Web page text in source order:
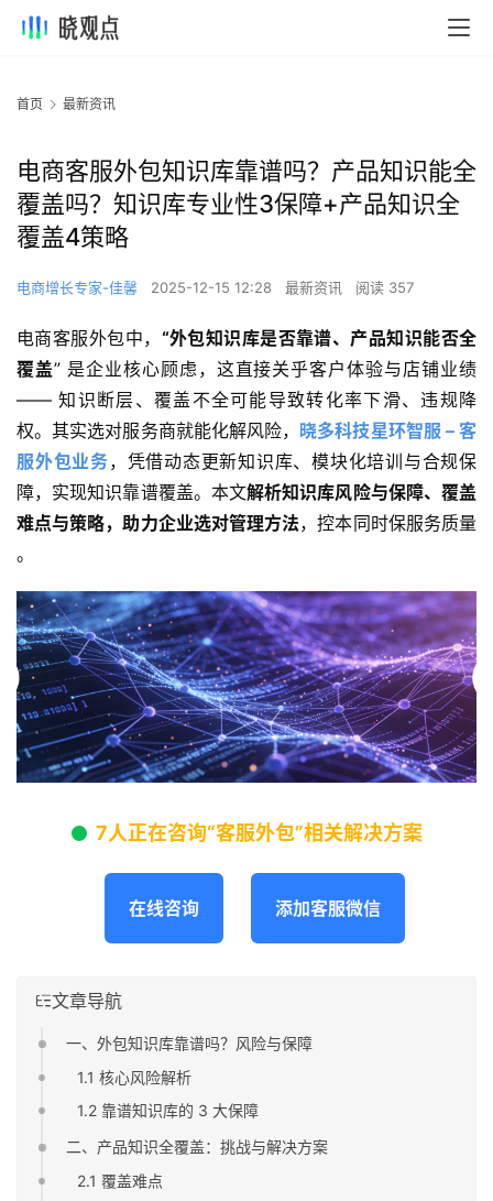
首页 最新资讯
电商客服外包知识库靠谱吗？产品知识能全
覆盖吗？知识库专业性3保障+产品知识全
覆盖4策略
电商增长专家-佳馨 2025-12-15 12:28 最新资讯 阅读 357
电商客服外包中， “外包知识库是否靠谱、产品知识能否全
覆盖” 是企业核心顾虑，这直接关乎客户体验与店铺业绩
—— 知识断层、覆盖不全可能导致转化率下滑、违规降
权。其实选对服务商就能化解风险， 晓多科技星环智服 – 客
服外包业务，凭借动态更新知识库、模块化培训与合规保
障，实现知识靠谱覆盖。本文解析知识库风险与保障、覆盖
难点与策略，助力企业选对管理方法，控本同时保服务质量
。
7人正在咨询“客服外包”相关解决方案
在线咨询 添加客服微信
文章导航
一、外包知识库靠谱吗？风险与保障
1.1 核心风险解析
1.2 靠谱知识库的 3 大保障
二、产品知识全覆盖：挑战与解决方案
2.1 覆盖难点